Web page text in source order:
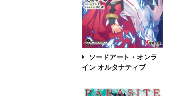
ソードアート・オンラ
イン オルタナティブ